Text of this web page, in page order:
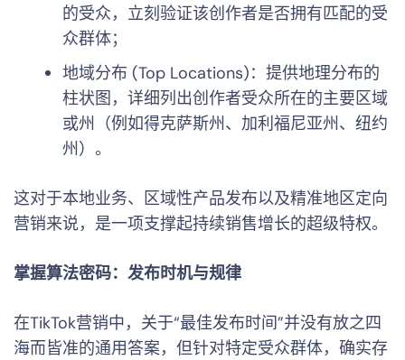
的受众，立刻验证该创作者是否拥有匹配的受
众群体；
地域分布 (Top Locations)：提供地理分布的
柱状图，详细列出创作者受众所在的主要区域
或州（例如得克萨斯州、加利福尼亚州、纽约
州）。
这对于本地业务、区域性产品发布以及精准地区定向
营销来说，是一项支撑起持续销售增长的超级特权。
掌握算法密码：发布时机与规律
在TikTok营销中，关于“最佳发布时间”并没有放之四
海而皆准的通用答案，但针对特定受众群体，确实存